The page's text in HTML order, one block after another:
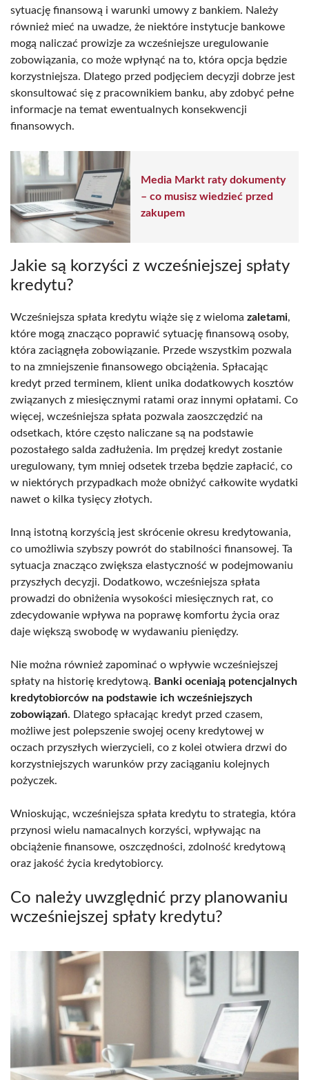
sytuację finansową i warunki umowy z bankiem. Należy
również mieć na uwadze, że niektóre instytucje bankowe
mogą naliczać prowizje za wcześniejsze uregulowanie
zobowiązania, co może wpłynąć na to, która opcja będzie
korzystniejsza. Dlatego przed podjęciem decyzji dobrze jest
skonsultować się z pracownikiem banku, aby zdobyć pełne
informacje na temat ewentualnych konsekwencji
finansowych.
Media Markt raty dokumenty
– co musisz wiedzieć przed
zakupem
Jakie są korzyści z wcześniejszej spłaty
kredytu?
Wcześniejsza spłata kredytu wiąże się z wieloma zaletami,
które mogą znacząco poprawić sytuację finansową osoby,
która zaciągnęła zobowiązanie. Przede wszystkim pozwala
to na zmniejszenie finansowego obciążenia. Spłacając
kredyt przed terminem, klient unika dodatkowych kosztów
związanych z miesięcznymi ratami oraz innymi opłatami. Co
więcej, wcześniejsza spłata pozwala zaoszczędzić na
odsetkach, które często naliczane są na podstawie
pozostałego salda zadłużenia. Im prędzej kredyt zostanie
uregulowany, tym mniej odsetek trzeba będzie zapłacić, co
w niektórych przypadkach może obniżyć całkowite wydatki
nawet o kilka tysięcy złotych.
Inną istotną korzyścią jest skrócenie okresu kredytowania,
co umożliwia szybszy powrót do stabilności finansowej. Ta
sytuacja znacząco zwiększa elastyczność w podejmowaniu
przyszłych decyzji. Dodatkowo, wcześniejsza spłata
prowadzi do obniżenia wysokości miesięcznych rat, co
zdecydowanie wpływa na poprawę komfortu życia oraz
daje większą swobodę w wydawaniu pieniędzy.
Nie można również zapominać o wpływie wcześniejszej
spłaty na historię kredytową. Banki oceniają potencjalnych
kredytobiorców na podstawie ich wcześniejszych
zobowiązań. Dlatego spłacając kredyt przed czasem,
możliwe jest polepszenie swojej oceny kredytowej w
oczach przyszłych wierzycieli, co z kolei otwiera drzwi do
korzystniejszych warunków przy zaciąganiu kolejnych
pożyczek.
Wnioskując, wcześniejsza spłata kredytu to strategia, która
przynosi wielu namacalnych korzyści, wpływając na
obciążenie finansowe, oszczędności, zdolność kredytową
oraz jakość życia kredytobiorcy.
Co należy uwzględnić przy planowaniu
wcześniejszej spłaty kredytu?